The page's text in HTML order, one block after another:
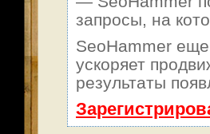
запросы, на
SeoHammer
ускоряет
результаты